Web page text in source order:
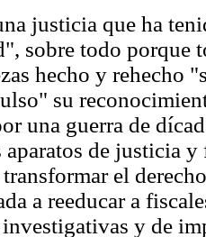
justicia que ha
sobre todo porque
hecho y rehecho
su
una guerra de
aparatos de justicia
el
a reeducar a
investigativas y de